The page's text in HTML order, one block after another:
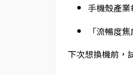
手機殼產
「流暢度
下次想換機前，